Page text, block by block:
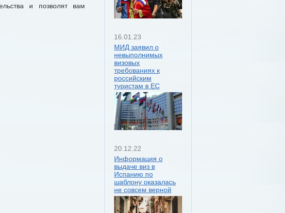
и позволят вам
16.01.23
МИД заявил о
невыполнимых
визовых
требованиях к
российским
туристам в ЕС
20.12.22
Информация о
выдаче виз в
Испанию по
шаблону оказалась
не совсем верной